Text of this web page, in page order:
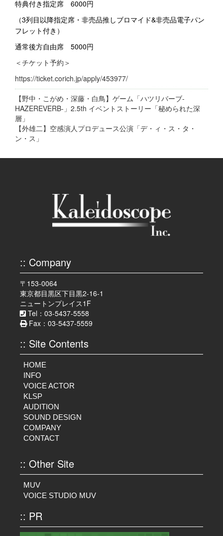
特典付き指定席 6000円
（3列目以降指定席・非売品推しブロマイド&非売品電子パン
フレット付き）
通常後方自由席 5000円
＜チケット予約＞
https://ticket.corich.jp/apply/453977/
【野中・こがめ・深藤・白鳥】ゲーム「ハツリバーブ-
HAZEREVERB-」2.5th イベントストーリー「秘められた深
層」
【外雄二】空感演人プロデュース公演「デ・ィ・ス・タ・
ン・ス」
:: Company
〒153-0064
東京都目黒区下目黒2-16-1
ニュートンプレイス1F
Tel：03-5437-5558
Fax：03-5437-5559
:: Site Contents
HOME
INFO
VOICE ACTOR
KLSP
AUDITION
SOUND DESIGN
COMPANY
CONTACT
:: Other Site
MUV
VOICE STUDIO MUV
:: PR